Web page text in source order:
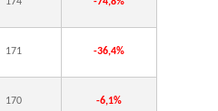
171 -36,4%
170 -6,1%